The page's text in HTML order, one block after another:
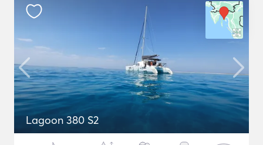
Lagoon 380 S2